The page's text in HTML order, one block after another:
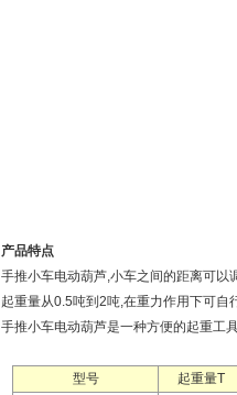
产品特点
手推小车电动葫芦,小车之间的距离可以
起重量从0.5吨到2吨,在重力作用下可自
手推小车电动葫芦是一种方便的起重工
型号
起重量T